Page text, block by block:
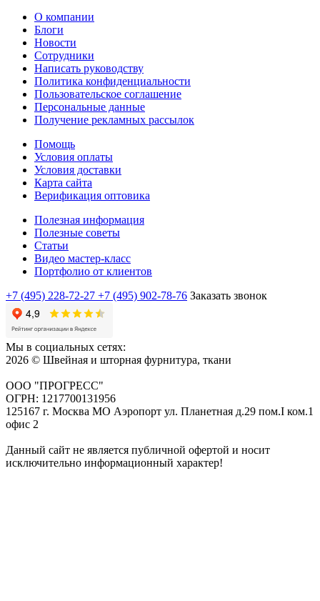
О компании
Блоги
Новости
Сотрудники
Написать руководству
Политика конфиденциальности
Пользовательское соглашение
Персональные данные
Получение рекламных рассылок
Помощь
Условия оплаты
Условия доставки
Карта сайта
Верификация оптовика
Полезная информация
Полезные советы
Статьи
Видео мастер-класс
Портфолио от клиентов
+7 (495) 228-72-27 +7 (495) 902-78-76 Заказать звонок
Мы в социальных сетях:
2026 © Швейная и шторная фурнитура, ткани
ООО "ПРОГРЕСС"
ОГРН: 1217700131956
125167 г. Москва МО Аэропорт ул. Планетная д.29 пом.I ком.1
офис 2
Данный сайт не является публичной офертой и носит
исключительно информационный характер!